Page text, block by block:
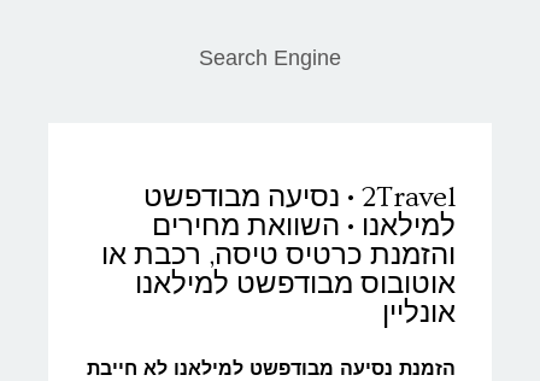
Search Engine
2Travel • נסיעה מבודפשט
למילאנו • השוואת מחירים
והזמנת כרטיס טיסה, רכבת או
אוטובוס מבודפשט למילאנו
אונליין
הזמנת נסיעה מבודפשט למילאנו לא חייבת